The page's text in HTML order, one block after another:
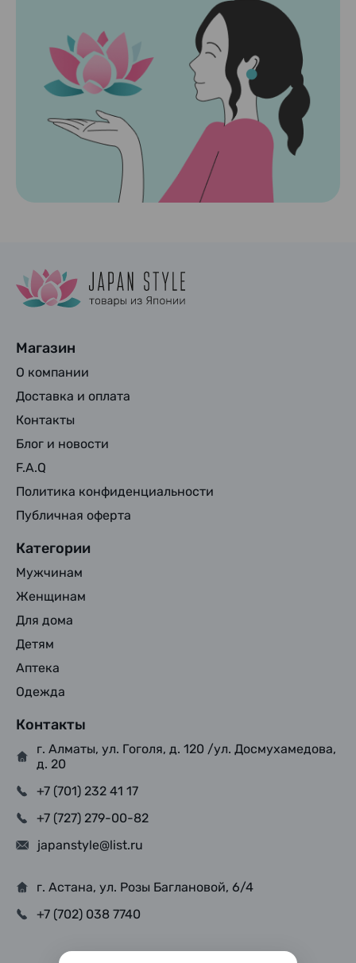
Магазин
О компании
Доставка и оплата
Контакты
Блог и новости
F.A.Q
Политика конфиденциальности
Публичная оферта
Категории
Мужчинам
Женщинам
Для дома
Детям
Аптека
Одежда
Контакты
г. Алматы, ул. Гоголя, д. 120 /ул. Досмухамедова,
д. 20
+7 (701) 232 41 17
+7 (727) 279-00-82
japanstyle@list.ru
г. Астана, ул. Розы Баглановой, 6/4
+7 (702) 038 7740